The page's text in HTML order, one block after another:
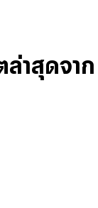
าสุดจาก